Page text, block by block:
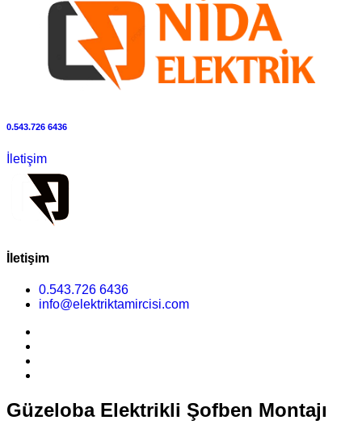
0.543.726 6436
İletişim
İletişim
0.543.726 6436
info@elektriktamircisi.com
Güzeloba Elektrikli Şofben Montajı